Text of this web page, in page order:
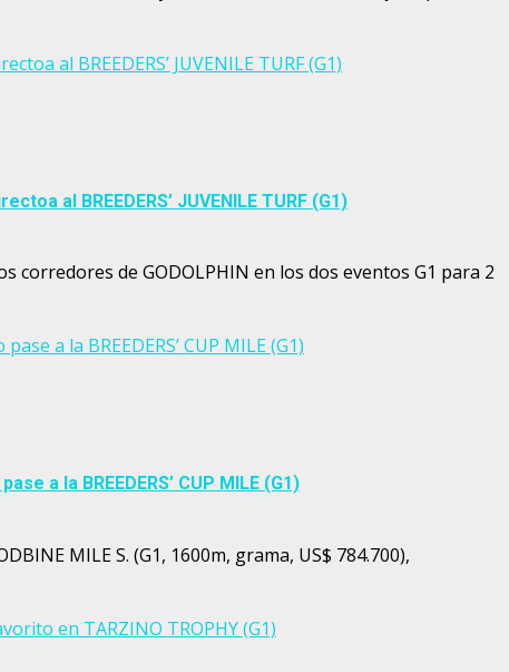
al BREEDERS’ JUVENILE TURF (G1)
al BREEDERS’ JUVENILE TURF (G1)
corredores de GODOLPHIN en los dos eventos G1 para 2
a la BREEDERS’ CUP MILE (G1)
a la BREEDERS’ CUP MILE (G1)
MILE S. (G1, 1600m, grama, US$ 784.700),
en TARZINO TROPHY (G1)